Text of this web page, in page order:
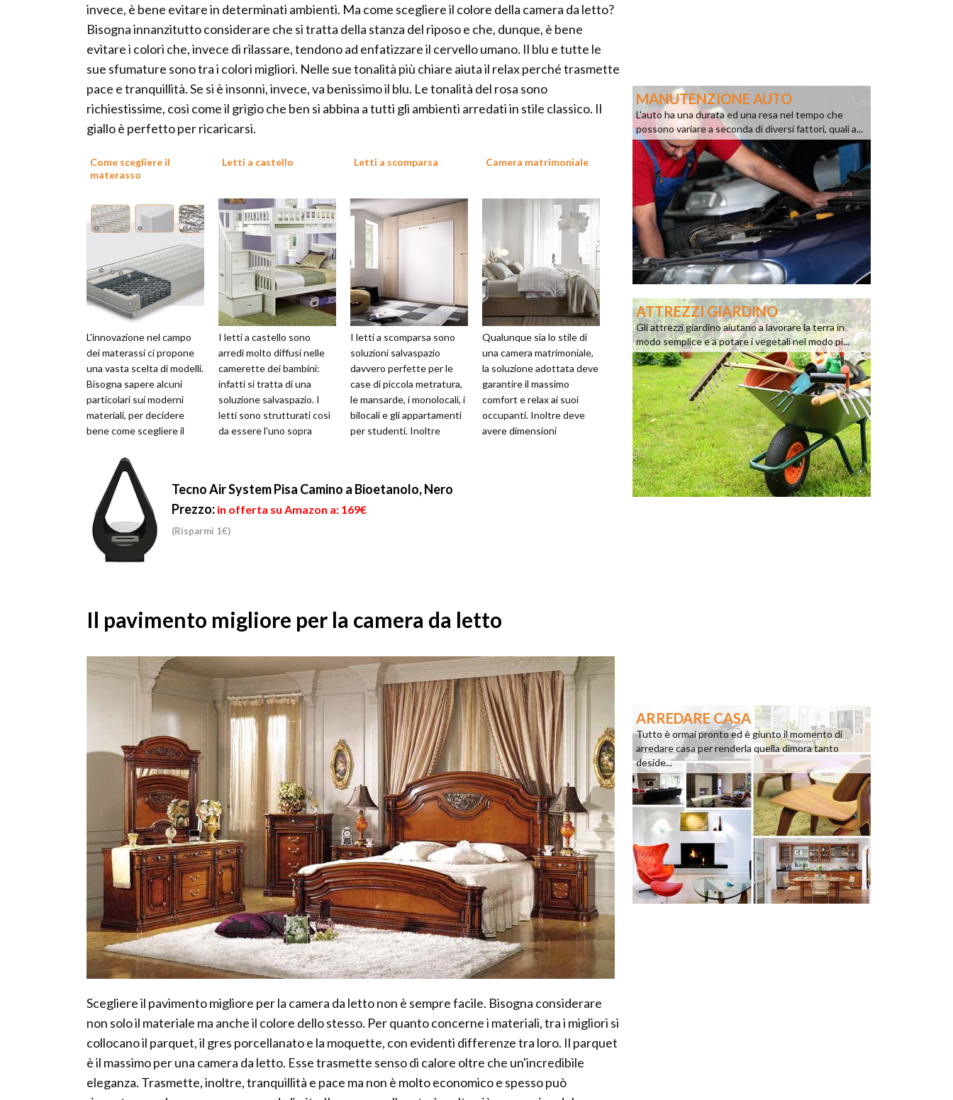
invece, è bene evitare in determinati ambienti. Ma come scegliere il colore della camera da letto?
Bisogna innanzitutto considerare che si tratta della stanza del riposo e che, dunque, è bene
evitare i colori che, invece di rilassare, tendono ad enfatizzare il cervello umano. Il blu e tutte le
sue sfumature sono tra i colori migliori. Nelle sue tonalità più chiare aiuta il relax perché trasmette
pace e tranquillità. Se si è insonni, invece, va benissimo il blu. Le tonalità del rosa sono
richiestissime, così come il grigio che ben si abbina a tutti gli ambienti arredati in stile classico. Il
giallo è perfetto per ricaricarsi.
Come scegliere il
materasso
L'innovazione nel campo
dei materassi ci propone
una vasta scelta di modelli.
Bisogna sapere alcuni
particolari sui moderni
materiali, per decidere
bene come scegliere il
Letti a castello
I letti a castello sono
arredi molto diffusi nelle
camerette dei bambini:
infatti si tratta di una
soluzione salvaspazio. I
letti sono strutturati così
da essere l'uno sopra
Letti a scomparsa
I letti a scomparsa sono
soluzioni salvaspazio
davvero perfette per le
case di piccola metratura,
le mansarde, i monolocali, i
bilocali e gli appartamenti
per studenti. Inoltre
Camera matrimoniale
Qualunque sia lo stile di
una camera matrimoniale,
la soluzione adottata deve
garantire il massimo
comfort e relax ai suoi
occupanti. Inoltre deve
avere dimensioni
Tecno Air System Pisa Camino a Bioetanolo, Nero
Prezzo: in offerta su Amazon a: 169€
(Risparmi 1€)
Il pavimento migliore per la camera da letto
Scegliere il pavimento migliore per la camera da letto non è sempre facile. Bisogna considerare
non solo il materiale ma anche il colore dello stesso. Per quanto concerne i materiali, tra i migliori si
collocano il parquet, il gres porcellanato e la moquette, con evidenti differenze tra loro. Il parquet
è il massimo per una camera da letto. Esse trasmette senso di calore oltre che un'incredibile
eleganza. Trasmette, inoltre, tranquillità e pace ma non è molto economico e spesso può
MANUTENZIONE AUTO
L'auto ha una durata ed una resa nel tempo che
possono variare a seconda di diversi fattori, quali a...
ATTREZZI GIARDINO
Gli attrezzi giardino aiutano a lavorare la terra in
modo semplice e a potare i vegetali nel modo pi...
ARREDARE CASA
Tutto è ormai pronto ed è giunto il momento di
arredare casa per renderla quella dimora tanto
deside...